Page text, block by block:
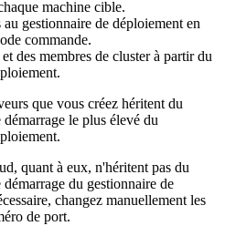
machine cible.
gestionnaire de déploiement en
commande.
des membres de cluster à partir du
que vous créez héritent du
le plus élevé du
quant à eux, n'héritent pas du
du gestionnaire de
changez manuellement les
de port.